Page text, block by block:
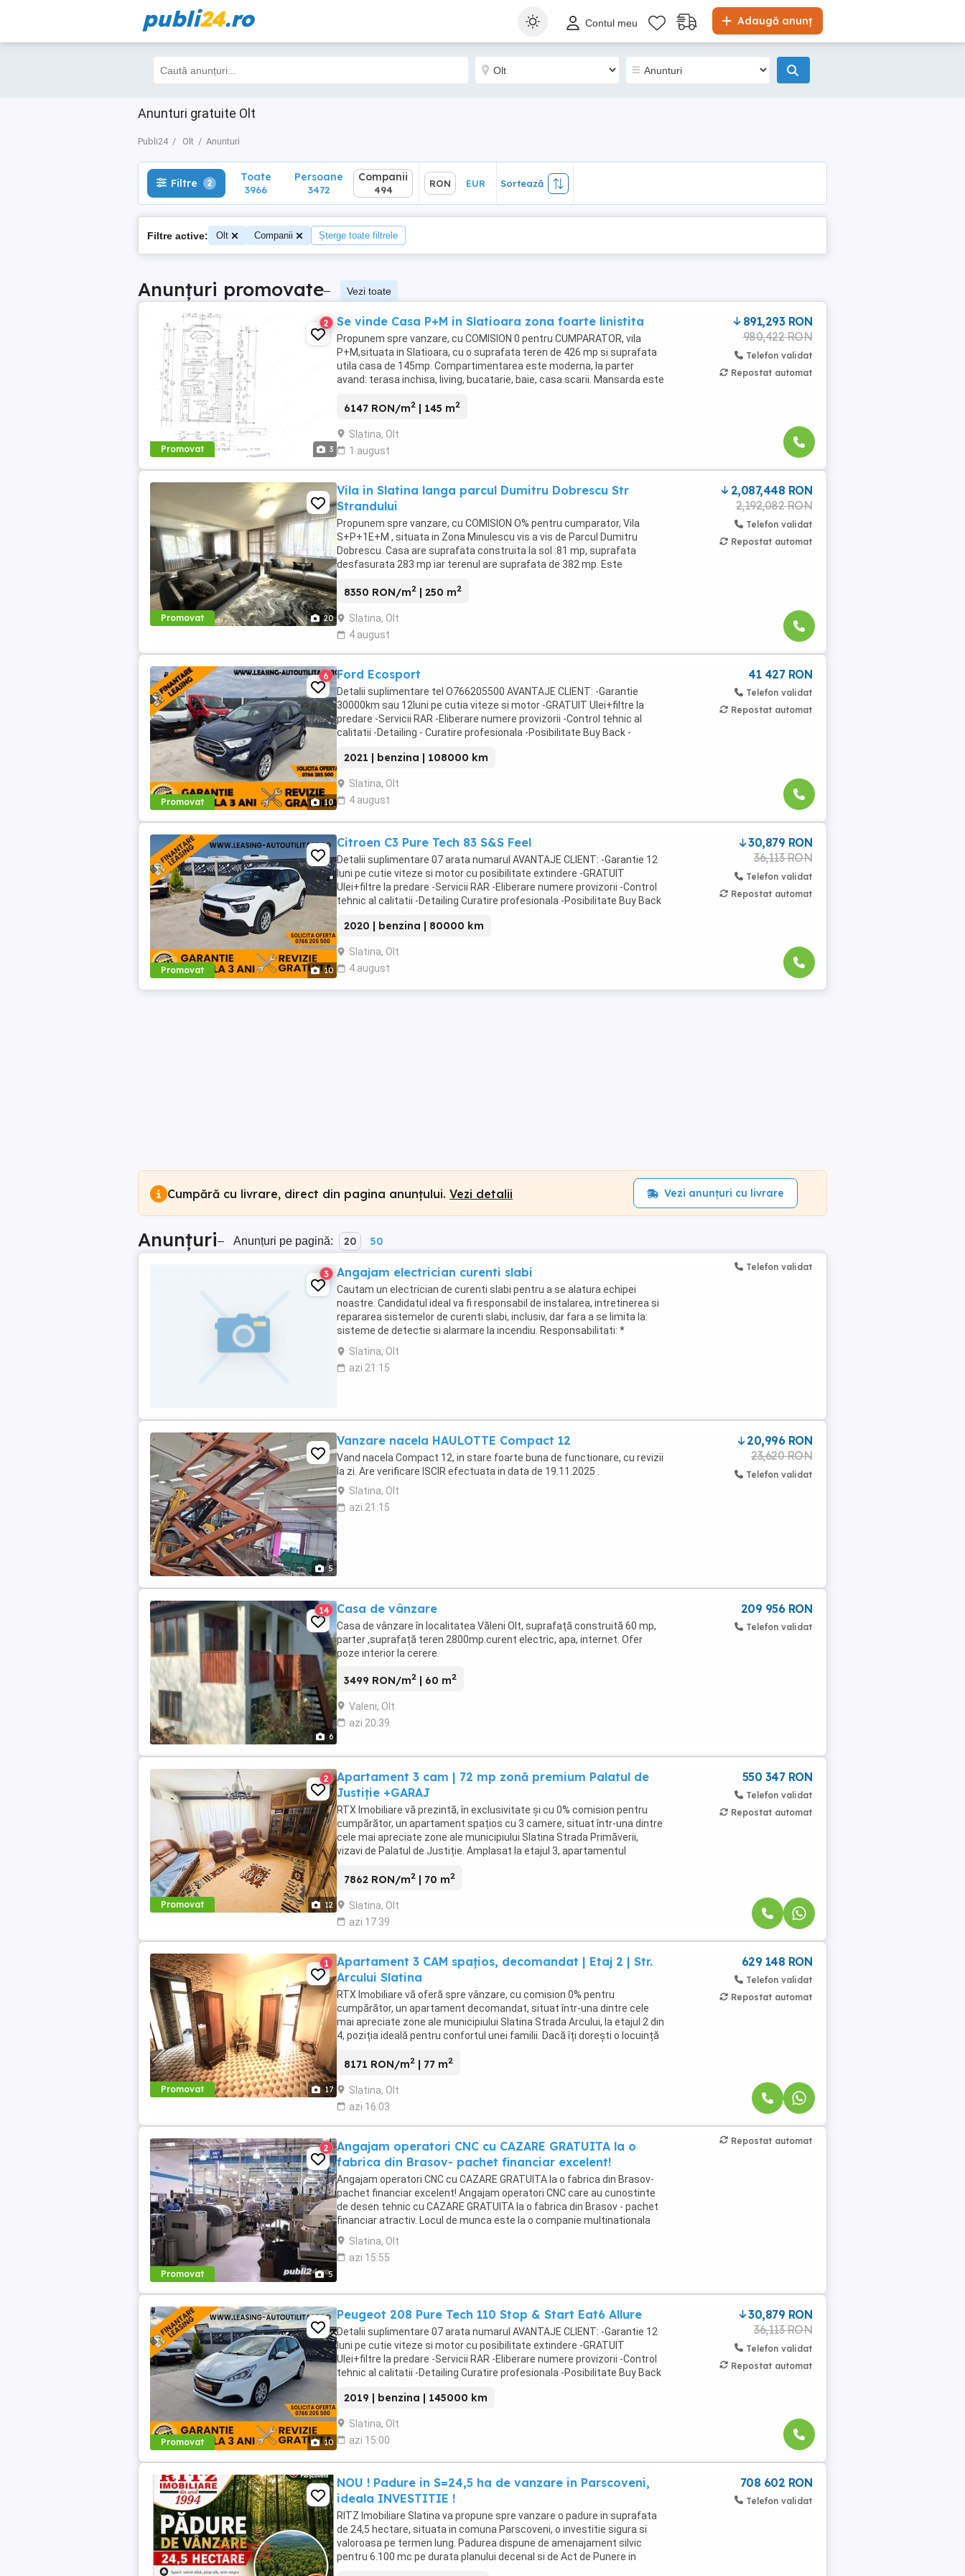
publi24.ro Adaugă anunț
Contul meu
Anunturi gratuite Olt
Publi24 Olt Anunturi
Filtre 2 Toate
3966
Sortează
Filtre 2 Toate
3966
Persoane
3472
Companii
494
RON EUR Sortează
Filtre active: Olt Companii Șterge toate filtrele
Anunțuri promovate– Vezi toate
Promovat 3
2 Se vinde Casa P+M in Slatioara zona foarte linistita
Propunem spre vanzare, cu COMISION 0 pentru CUMPARATOR, vila
P+M,situata in Slatioara, cu o suprafata teren de 426 mp si suprafata
utila casa de 145mp. Compartimentarea este moderna, la parter
avand: terasa inchisa, living, bucatarie, baie, casa scarii. Mansarda este
6147 RON/m2 | 145 m2
Slatina, Olt
1 august
891,293 RON
980,422 RON
Telefon validat
Repostat automat
Promovat 20
Vila in Slatina langa parcul Dumitru Dobrescu Str
Strandului
Propunem spre vanzare, cu COMISION O% pentru cumparator, Vila
S+P+1E+M , situata in Zona Minulescu vis a vis de Parcul Dumitru
Dobrescu. Casa are suprafata construita la sol :81 mp, suprafata
desfasurata 283 mp iar terenul are suprafata de 382 mp. Este
8350 RON/m2 | 250 m2
Slatina, Olt
4 august
2,087,448 RON
2,192,082 RON
Telefon validat
Repostat automat
Promovat 10
6 Ford Ecosport
Detalii suplimentare tel O766205500 AVANTAJE CLIENT: -Garantie
30000km sau 12luni pe cutia viteze si motor -GRATUIT Ulei+filtre la
predare -Servicii RAR -Eliberare numere provizorii -Control tehnic al
calitatii -Detailing - Curatire profesionala -Posibilitate Buy Back -
2021 | benzina | 108000 km
Slatina, Olt
4 august
41 427 RON
Telefon validat
Repostat automat
Promovat 10
Citroen C3 Pure Tech 83 S&S Feel
Detalii suplimentare 07 arata numarul AVANTAJE CLIENT: -Garantie 12
luni pe cutie viteze si motor cu posibilitate extindere -GRATUIT
Ulei+filtre la predare -Servicii RAR -Eliberare numere provizorii -Control
tehnic al calitatii -Detailing Curatire profesionala -Posibilitate Buy Back
2020 | benzina | 80000 km
Slatina, Olt
4 august
30,879 RON
36,113 RON
Telefon validat
Repostat automat
Cumpără cu livrare, direct din pagina anunțului. Vezi detalii Vezi anunțuri cu livrare
Anunțuri– Anunțuri pe pagină: 20 50
3 Angajam electrician curenti slabi
Cautam un electrician de curenti slabi pentru a se alatura echipei
noastre. Candidatul ideal va fi responsabil de instalarea, intretinerea si
repararea sistemelor de curenti slabi, inclusiv, dar fara a se limita la:
sisteme de detectie si alarmare la incendiu. Responsabilitati: *
Instalarea, configurarea ...
Slatina, Olt
azi 21:15
Telefon validat
5
Vanzare nacela HAULOTTE Compact 12
Vand nacela Compact 12, in stare foarte buna de functionare, cu revizii
la zi. Are verificare ISCIR efectuata in data de 19.11.2025 .
Slatina, Olt
azi 21:15
20,996 RON
23,620 RON
Telefon validat
6
14 Casa de vânzare
Casa de vânzare în localitatea Văleni Olt, suprafață construită 60 mp,
parter ,suprafață teren 2800mp.curent electric, apa, internet. Ofer
poze interior la cerere.
3499 RON/m2 | 60 m2
Valeni, Olt
azi 20:39
209 956 RON
Telefon validat
Promovat 12
2
Apartament 3 cam | 72 mp zonă premium Palatul de
Justiție +GARAJ
RTX Imobiliare vă prezintă, în exclusivitate și cu 0% comision pentru
cumpărător, un apartament spațios cu 3 camere, situat într-una dintre
cele mai apreciate zone ale municipiului Slatina Strada Primăverii,
vizavi de Palatul de Justiție. Amplasat la etajul 3, apartamentul
7862 RON/m2 | 70 m2
Slatina, Olt
azi 17:39
550 347 RON
Telefon validat
Repostat automat
Promovat 17
1
Apartament 3 CAM spațios, decomandat | Etaj 2 | Str.
Arcului Slatina
RTX Imobiliare vă oferă spre vânzare, cu comision 0% pentru
cumpărător, un apartament decomandat, situat într-una dintre cele
mai apreciate zone ale municipiului Slatina Strada Arcului, la etajul 2 din
4, poziția ideală pentru confortul unei familii. Dacă îți dorești o locuință
8171 RON/m2 | 77 m2
Slatina, Olt
azi 16:03
629 148 RON
Telefon validat
Repostat automat
Promovat 5
2
Angajam operatori CNC cu CAZARE GRATUITA la o
fabrica din Brasov- pachet financiar excelent!
Angajam operatori CNC cu CAZARE GRATUITA la o fabrica din Brasov-
pachet financiar excelent! Angajam operatori CNC care au cunostinte
de desen tehnic cu CAZARE GRATUITA la o fabrica din Brasov - pachet
financiar atractiv. Locul de munca este la o companie multinationala
unde se asambleaza componente ...
Slatina, Olt
azi 15:55
Repostat automat
Promovat 10
Peugeot 208 Pure Tech 110 Stop & Start Eat6 Allure
Detalii suplimentare 07 arata numarul AVANTAJE CLIENT: -Garantie 12
luni pe cutie viteze si motor cu posibilitate extindere -GRATUIT
Ulei+filtre la predare -Servicii RAR -Eliberare numere provizorii -Control
tehnic al calitatii -Detailing Curatire profesionala -Posibilitate Buy Back
2019 | benzina | 145000 km
Slatina, Olt
azi 15:00
30,879 RON
36,113 RON
Telefon validat
Repostat automat
NOU ! Padure in S=24,5 ha de vanzare in Parscoveni,
ideala INVESTITIE !
RITZ Imobiliare Slatina va propune spre vanzare o padure in suprafata
de 24,5 hectare, situata in comuna Parscoveni, o investitie sigura si
valoroasa pe termen lung. Padurea dispune de amenajament silvic
pentru 6.100 mc pe durata planului decenal si de Act de Punere in
708 602 RON
Telefon validat